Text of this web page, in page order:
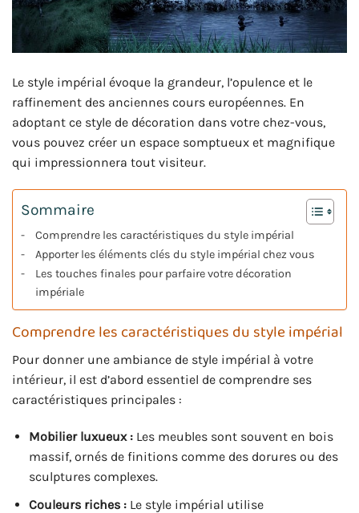
Le style impérial évoque la grandeur, l’opulence et le
raffinement des anciennes cours européennes. En
adoptant ce style de décoration dans votre chez-vous,
vous pouvez créer un espace somptueux et magnifique
qui impressionnera tout visiteur.
Sommaire
Comprendre les caractéristiques du style impérial
Apporter les éléments clés du style impérial chez vous
Les touches finales pour parfaire votre décoration
impériale
Comprendre les caractéristiques du style impérial
Pour donner une ambiance de style impérial à votre
intérieur, il est d’abord essentiel de comprendre ses
caractéristiques principales :
Mobilier luxueux :Les meubles sont souvent en bois
massif, ornés de finitions comme des dorures ou des
sculptures complexes.
Couleurs riches :Le style impérial utilise